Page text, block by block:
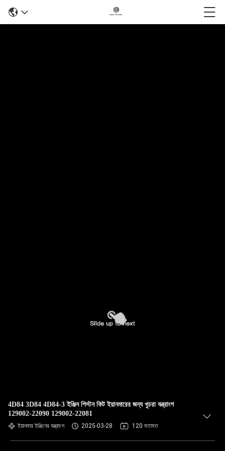
4D84 3D84 4D84-3 ইঞ্জিন পিস্টন কিট ইয়ানমারের জন্য খুচরা যন্ত্রাংশ
129002-22090 129002-22081
ইয়ানমার ইঞ্জিনের যন্ত্রাংশ 2025-03-28 120 মতামত